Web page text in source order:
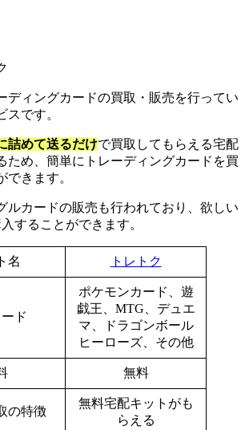
ディングカードの買取・販売を行ってい
スです。
詰めて送るだけで買取してもらえる宅配
ため、簡単にトレーディングカードを買
できます。
ルカードの販売も行われており、欲しい
することができます。
名 トレトク
ド
ポケモンカード、遊
戯王、MTG、デュエ
マ、ドラゴンボール
ヒーローズ、その他
無料
の特徴
無料宅配キットがも
らえる